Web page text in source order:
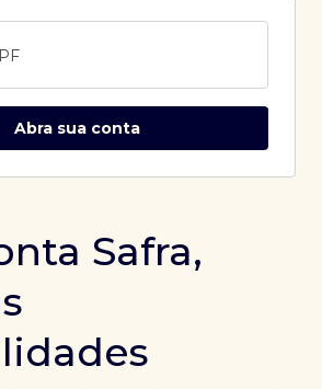
Abra sua conta
Safra,